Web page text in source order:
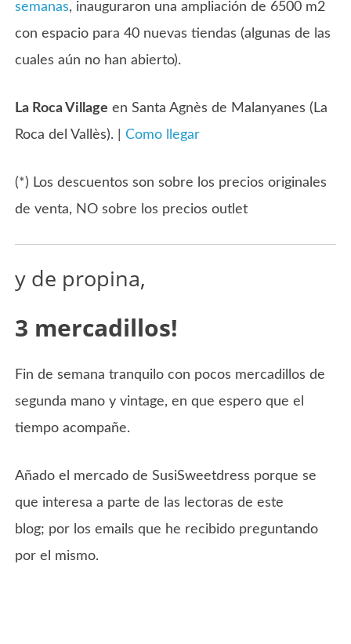
semanas, inauguraron una ampliación de 6500 m2
con espacio para 40 nuevas tiendas (algunas de las
cuales aún no han abierto).
La Roca Village en Santa Agnès de Malanyanes (La
Roca del Vallès). |Como llegar
(*) Los descuentos son sobre los precios originales
de venta, NO sobre los precios outlet
y de propina,
3 mercadillos!
Fin de semana tranquilo con pocos mercadillos de
segunda mano y vintage, en que espero que el
tiempo acompañe.
Añado el mercado de SusiSweetdress porque se
que interesa a parte de las lectoras de este
blog; por los emails que he recibido preguntando
por el mismo.